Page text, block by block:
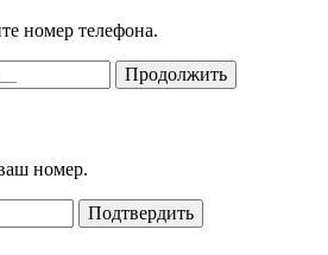
номер телефона.
Продолжить
номер.
Подтвердить